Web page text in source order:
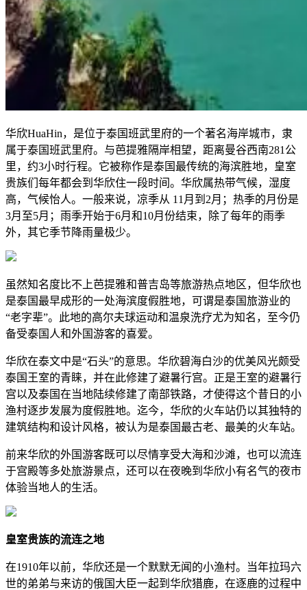
华欣HuaHin，是位于泰国班武里府的一个著名海岸城市，隶
属于泰国班武里府。与芭提雅隔岸相望，距离曼谷西南281公
里，约3小时行程。它被称作是泰国最传统的海滨胜地，皇室
贵族们每年都会到华欣住一段时间。华欣属热带气候，湿度
高，气候怡人。一般来说，凉季从 11月到2月；热季的月份是
3月至5月；雨季开始于6月和10月份结束，除了每年的雨季
外，其它季节降雨量极少。
虽然知名度比不上芭提雅和普吉岛等旅游热点地区，但华欣也
是泰国最早成形的一处海滨度假胜地，可谓是泰国旅游业的
“老字辈”。此地的高尔夫球运动和温泉洗疗尤为知名，至今仍
备受泰国人和外国游客的喜爱。
华欣在泰文中是“石头”的意思。华欣碧海白沙的优美风光颇受
泰国王室的青睐，并在此修建了避暑行宫。正是王室的避暑行
宫以及泰国在当地陆续修建了南部铁路，才使得这个昔日的小
渔村逐步发展为度假胜地。迄今，华欣的火车站仍以其独特的
建筑结构和设计风格，被认为是泰国最古老、最美的火车站。
前来华欣的外国游客既可以尽情享受大海和沙滩，也可以流连
于宫殿等多处旅游景点，还可以在夜晚到华欣小有名气的夜市
体验当地人的生活。
皇室贵族的流连之地
在1910年以前，华欣还是一个默默无闻的小渔村。当年拉玛六
世的弟弟与来访的俄国大臣一起到华欣猎鹿，在逐鹿的过程中